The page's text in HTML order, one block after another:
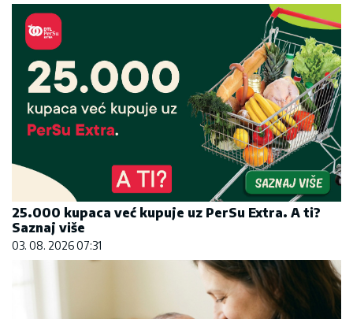
25.000 kupaca već kupuje uz PerSu Extra. A ti?
Saznaj više
03. 08. 2026 07:31